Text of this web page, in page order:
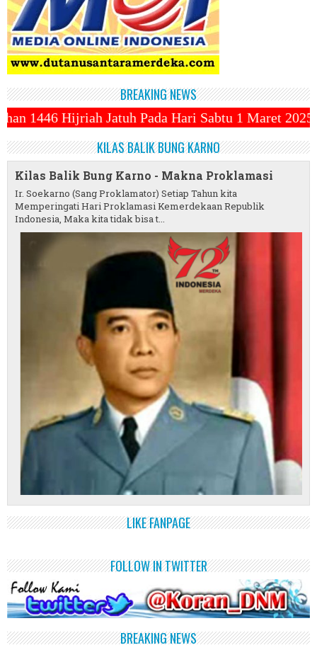
BREAKING NEWS
Pada Hari Sabtu 1 Maret 2025 ~||~ 1 Syawal
KILAS BALIK BUNG KARNO
Kilas Balik Bung Karno - Makna Proklamasi
Ir. Soekarno (Sang Proklamator) Setiap Tahun kita
Memperingati Hari Proklamasi Kemerdekaan Republik
Indonesia, Maka kita tidak bisa t...
LIKE FANPAGE
FOLLOW IN TWITTER
BREAKING NEWS